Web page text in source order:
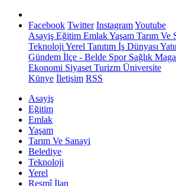
Facebook Twitter InstagramYoutube
Asayiş Eğitim EmlakYaşam Tarım Ve
Teknoloji Yerel Tanıtım İş Dünyası
Gündem İlçe - Belde SporSağlık
Ekonomi Siyaset Turizm Üniversite
Künye İletişim RSS
Asayiş
Eğitim
Emlak
Yaşam
Tarım Ve Sanayi
Belediye
Teknoloji
Yerel
Resmî İlan